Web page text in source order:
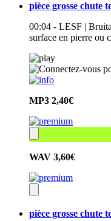
pièce grosse chute
00:04 - LESF |
surface en pierre ou
MP3 2,40€
WAV 3,60€
pièce grosse chute